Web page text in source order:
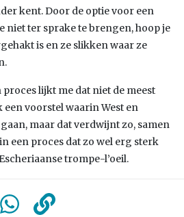
kent. Door de optie voor een
niet ter sprake te brengen, hoop je
is en ze slikken waar ze
lijkt me dat niet de meest
een voorstel waarin West en
maar dat verdwijnt zo, samen
een proces dat zo wel erg sterk
trompe-l’oeil.